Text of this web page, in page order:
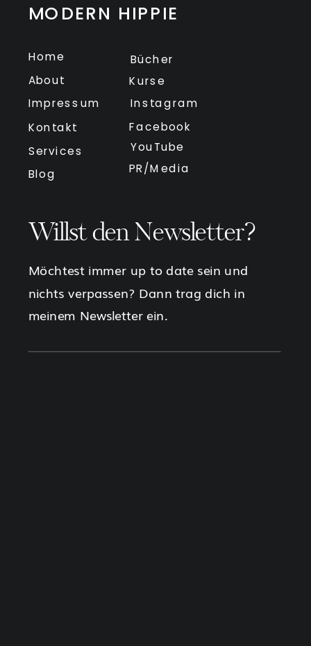
MODERN HIPPIE
Home
About
Impressum
Kontakt
Services
Blog
Instagram
Bücher
YouTube
Kurse
PR/Media
Facebook
Willst den Newsletter?
Möchtest immer up to date sein und
nichts verpassen? Dann trag dich in
meinem Newsletter ein.